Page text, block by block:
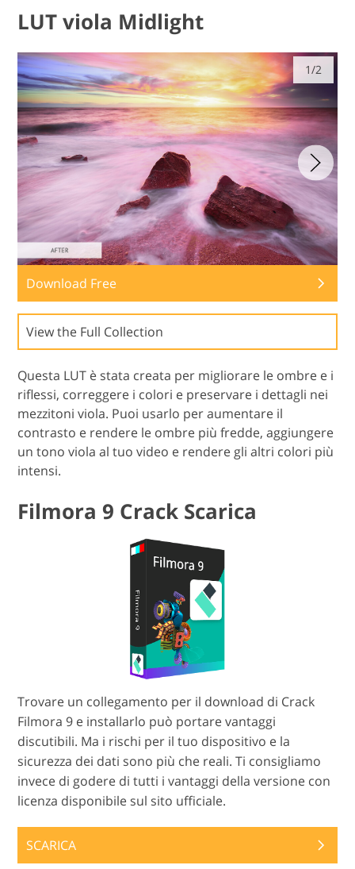
LUT viola Midlight
1/2
Download Free
View the Full Collection
Questa LUT è stata creata per migliorare le ombre e i
riflessi, correggere i colori e preservare i dettagli nei
mezzitoni viola. Puoi usarlo per aumentare il
contrasto e rendere le ombre più fredde, aggiungere
un tono viola al tuo video e rendere gli altri colori più
intensi.
Filmora 9 Crack Scarica
Trovare un collegamento per il download di Crack
Filmora 9 e installarlo può portare vantaggi
discutibili. Ma i rischi per il tuo dispositivo e la
sicurezza dei dati sono più che reali. Ti consigliamo
invece di godere di tutti i vantaggi della versione con
licenza disponibile sul sito ufficiale.
SCARICA